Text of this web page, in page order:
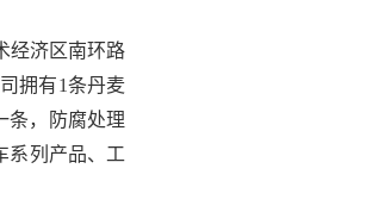
经济区南环路
拥有1条丹麦
条，防腐处理
系列产品、工